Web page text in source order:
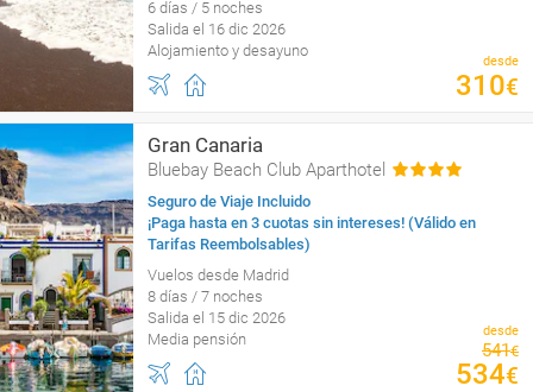
6 días / 5 noches
Salida el 16 dic 2026
Alojamiento y desayuno
desde
310€
Gran Canaria
Bluebay Beach Club Aparthotel
Seguro de Viaje Incluido
¡Paga hasta en 3 cuotas sin intereses! (Válido en
Tarifas Reembolsables)
Vuelos desde Madrid
8 días / 7 noches
Salida el 15 dic 2026
Media pensión
desde
541€
534€